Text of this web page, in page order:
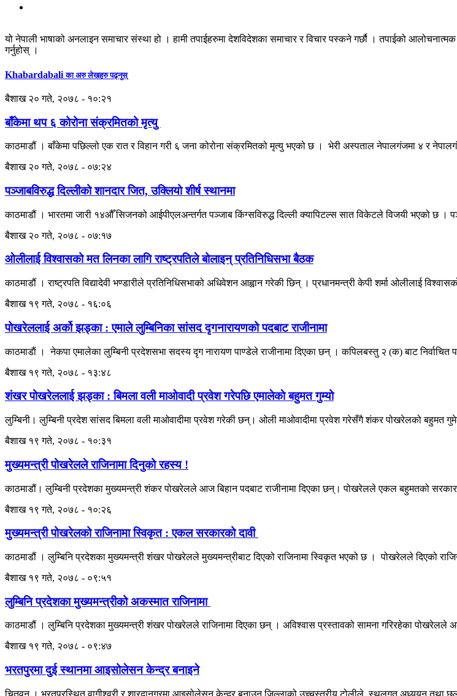
यो नेपाली भाषाको अनलाइन समाचार संस्था हो । हामी तपाईहरुमा देशविदेशका समाचार र विचार पस्कने गर्छौ । तपाईको
गर्नुहोस् ।
Khabardabaliका अरु लेखहरु पढ्नुस्
बैशाख २० गते, २०७८ - १०:२१
बाँकेमा थप ६ कोरोना संक्रमितको मृत्यु
काठमाडौं । बाँकेमा पछिल्लो एक रात र विहान गरी ६ जना कोरोना संक्रमितको मृत्यु भएको छ । भेरी अस्पताल नेपालगंजमा ४ र
बैशाख २० गते, २०७८ - ०७:२४
पञ्जाबविरुद्ध दिल्लीको शानदार जित, उक्लियो शीर्ष स्थानमा
काठमाडौं । भारतमा जारी १४औँ सिजनको आईपीएलअन्तर्गत पञ्जाब किंग्सविरुद्ध दिल्ली क्यापिटल्स सात विकेटले विजयी भएको छ
बैशाख २० गते, २०७८ - ०७:१७
ओलीलाई विश्वासको मत लिनका लागि राष्ट्रपतिले बोलाइन् प्रतिनिधिसभा बैठक
काठमाडौं । राष्ट्रपति विद्यादेवी भण्डारीले प्रतिनिधिसभाको अधिवेशन आह्वान गरेकी छिन् । प्रधानमन्त्री केपी शर्मा ओलीलाई
बैशाख १९ गते, २०७८ - १६:०६
पोखरेललाई अर्को झड्का : एमाले लुम्बिनिका सांसद दृगनारायणको पदबाट राजीनामा
काठमाडाैं । नेकपा एमालेका लुम्बिनी प्रदेशसभा सदस्य दृग नारायण पाण्डेले राजीनामा दिएका छन् । कपिलबस्तु २ (क) बाट निर्वाचित
बैशाख १९ गते, २०७८ - १३:४८
शंखर पोखरेललाई झड्का : बिमला वली माओवादी प्रवेश गरेपछि एमालेकाे बहुमत गुम्यो
लुम्बिनी। लुम्बिनी प्रदेश सांसद बिमला वली माओवादीमा प्रवेश गरेकी छन्। ओली माओवादीमा प्रवेश गरेसँगै शंकर पोखरेलको बहुमत
बैशाख १९ गते, २०७८ - १०:३१
मुख्यमन्त्री पोखरेलले राजिनामा दिनुको रहस्य !
काठमाडौं। लुम्बिनी प्रदेशका मुख्यमन्त्री शंकर पोखरेलले आज बिहान पदबाट राजीनामा दिएका छन्। पोखरेलले एकल बहुमतको सरकार
बैशाख १९ गते, २०७८ - १०:२६
मुख्यमन्त्री पोखरेलको राजिनामा स्विकृत : एकल सरकारको दावी
काठमाडौं । लुम्बिनि प्रदेशका मुख्यमन्त्री शंखर पोखरेलले मुख्यमन्त्रीबाट दिएको राजिनामा स्विकृत भएको छ । पोखरेलले दिएको
बैशाख १९ गते, २०७८ - ०९:५१
लुम्बिनि प्रदेशका मुख्यमन्त्रीको अकस्मात राजिनामा
काठमाडौं । लुम्बिनि प्रदेशका मुख्यमन्त्री शंखर पोखरेलले राजिनामा दिएका छन् । अविश्वास प्रस्तावको सामना गरिरहेका पोखरेलले
बैशाख १९ गते, २०७८ - ०९:४७
भरतपुरमा दुई स्थानमा आइसोलेसन केन्द्र बनाइने
चितवन । भरतपुरस्थित वागीश्वरी र शारदानगरमा आइसोलेसन केन्द्र बनाउन जिल्लाको उच्चस्तरीय टोलीले स्थलगत अध्ययन तथा